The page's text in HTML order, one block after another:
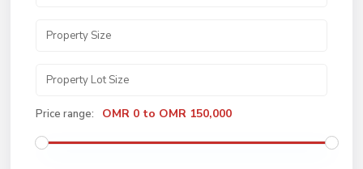
Price range: OMR 0 to OMR 150,000